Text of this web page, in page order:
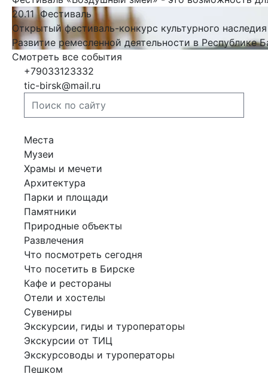
20.11 Фестиваль
Открытый фестиваль-конкурс культурного
Развитие ремесленной деятельности в
Смотреть все события
+79033123332
tic-birsk@mail.ru
Места
Музеи
Храмы и мечети
Архитектура
Парки и площади
Памятники
Природные объекты
Развлечения
Что посмотреть сегодня
Что посетить в Бирске
Кафе и рестораны
Отели и хостелы
Сувениры
Экскурсии, гиды и туроператоры
Экскурсии от ТИЦ
Экскурсоводы и туроператоры
Пешком